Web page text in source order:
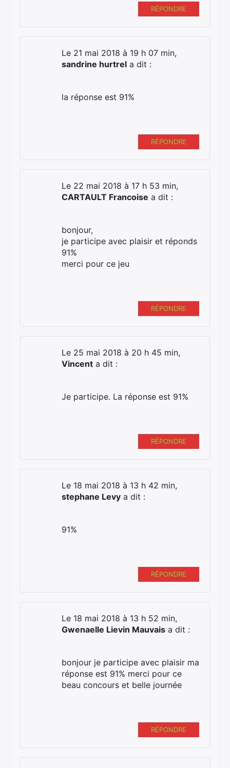
RÉPONDRE
Le 21 mai 2018 à 19 h 07 min,
sandrine hurtrel a dit :
la réponse est 91%
RÉPONDRE
Le 22 mai 2018 à 17 h 53 min,
CARTAULT Francoise a dit :
bonjour,
je participe avec plaisir et réponds
91%
merci pour ce jeu
RÉPONDRE
Le 25 mai 2018 à 20 h 45 min,
Vincent a dit :
Je participe. La réponse est 91%
RÉPONDRE
Le 18 mai 2018 à 13 h 42 min,
stephane Levy a dit :
91%
RÉPONDRE
Le 18 mai 2018 à 13 h 52 min,
Gwenaelle Lievin Mauvais a dit :
bonjour je participe avec plaisir ma
réponse est 91% merci pour ce
beau concours et belle journée
RÉPONDRE